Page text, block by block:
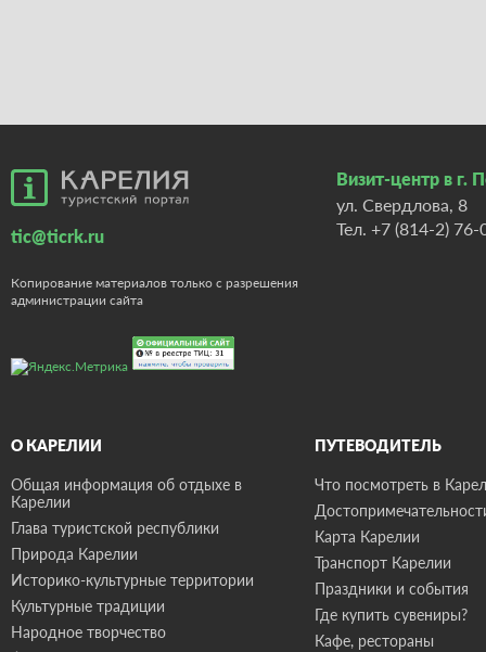
tic@ticrk.ru
Копирование материалов только с разрешения
администрации сайта
Визит-центр в г.
ул. Свердлова, 8
Тел. +7 (814-2) 76-
О КАРЕЛИИ
Общая информация об отдыхе в
Карелии
Глава туристской республики
Природа Карелии
Историко-культурные территории
Культурные традиции
Народное творчество
ПУТЕВОДИТЕЛЬ
Что посмотреть в
Карта Карелии
Транспорт Карелии
Праздники и события
Где купить сувениры?
Кафе, рестораны